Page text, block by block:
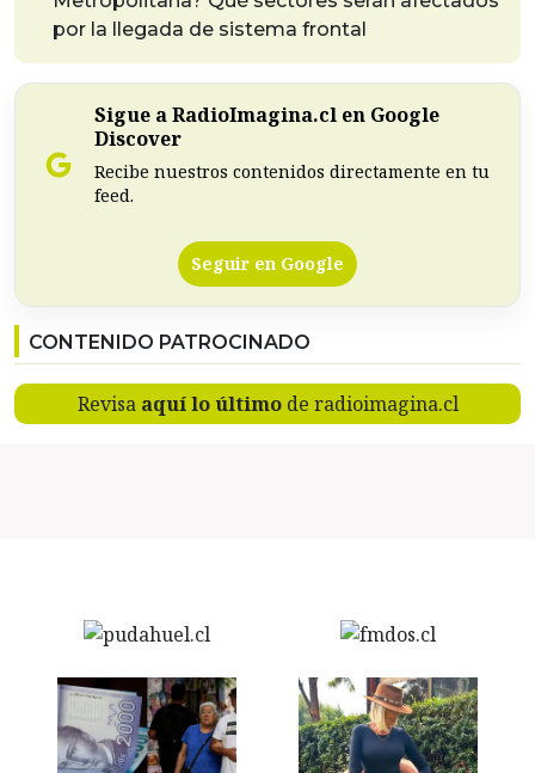
por la llegada de sistema frontal
Sigue a RadioImagina.cl en Google
Discover
Recibe nuestros contenidos directamente en tu
feed.
Seguir en Google
CONTENIDO PATROCINADO
Revisa aquí lo últimode radioimagina.cl